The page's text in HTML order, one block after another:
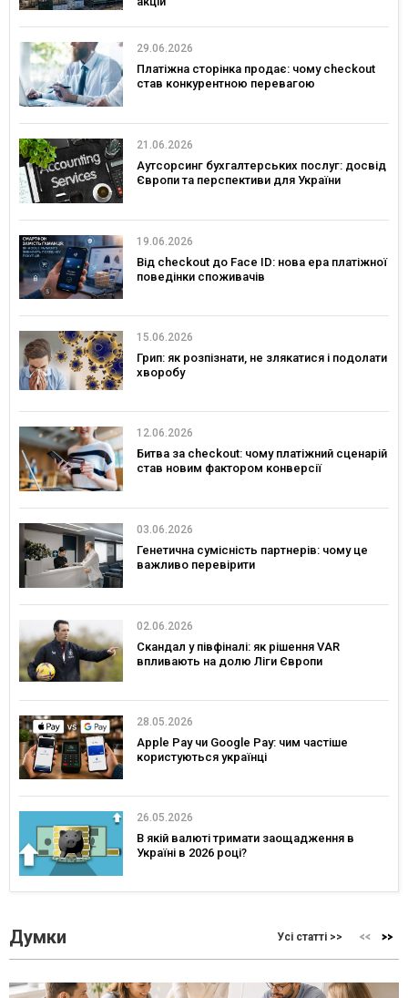
29.06.2026
Платіжна сторінка продає: чому checkout
став конкурентною перевагою
21.06.2026
Аутсорсинг бухгалтерських послуг: досвід
Європи та перспективи для України
19.06.2026
Від checkout до Face ID: нова ера платіжної
поведінки споживачів
15.06.2026
Грип: як розпізнати, не злякатися і подолати
хворобу
12.06.2026
Битва за checkout: чому платіжний сценарій
став новим фактором конверсії
03.06.2026
Генетична сумісність партнерів: чому це
важливо перевірити
02.06.2026
Скандал у півфіналі: як рішення VAR
впливають на долю Ліги Європи
28.05.2026
Apple Pay чи Google Pay: чим частіше
користуються українці
26.05.2026
В якій валюті тримати заощадження в
Україні в 2026 році?
Думки Усі статті >>